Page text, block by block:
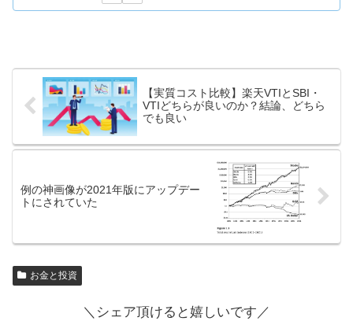
【実質コスト比較】楽天VTIとSBI・
VTIどちらが良いのか？結論、どちら
でも良い
例の神画像が2021年版にアップデー
トにされていた
お金と投資
＼シェア頂けると嬉しいです／